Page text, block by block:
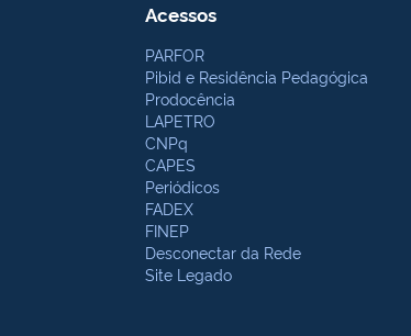
Acessos
PARFOR
Pibid e Residência Pedagógica
Prodocência
LAPETRO
CNPq
CAPES
Periódicos
FADEX
FINEP
Desconectar da Rede
Site Legado